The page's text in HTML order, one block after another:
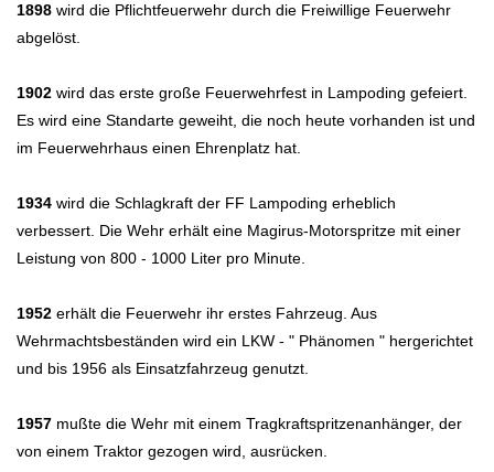
1898 wird die Pflichtfeuerwehr durch die Freiwillige Feuerwehr
abgelöst.
1902 wird das erste große Feuerwehrfest in Lampoding gefeiert.
Es wird eine Standarte geweiht, die noch heute vorhanden ist und
im Feuerwehrhaus einen Ehrenplatz hat.
1934 wird die Schlagkraft der FF Lampoding erheblich
verbessert. Die Wehr erhält eine Magirus-Motorspritze mit einer
Leistung von 800 - 1000 Liter pro Minute.
1952 erhält die Feuerwehr ihr erstes Fahrzeug. Aus
Wehrmachtsbeständen wird ein LKW - " Phänomen " hergerichtet
und bis 1956 als Einsatzfahrzeug genutzt.
1957 mußte die Wehr mit einem Tragkraftspritzenanhänger, der
von einem Traktor gezogen wird, ausrücken.